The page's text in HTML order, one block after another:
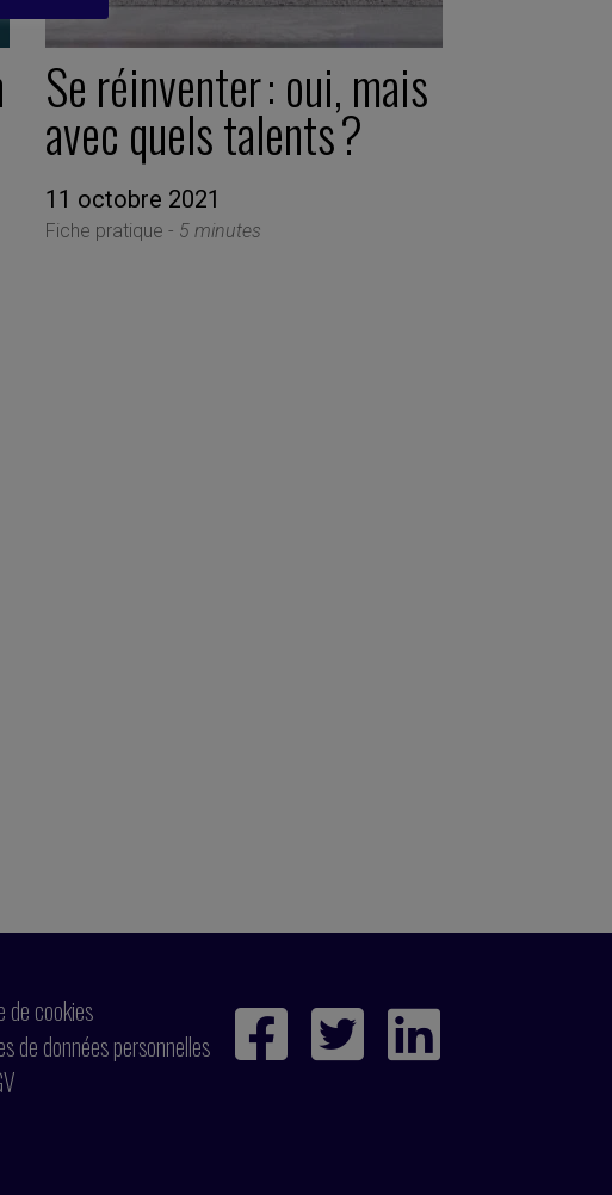
Se réinventer : oui, mais
avec quels talents ?
11 octobre 2021
Fiche pratique - 5 minutes
de cookies
de données personnelles